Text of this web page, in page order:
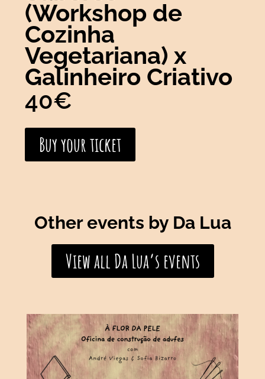
(Workshop de
Cozinha
Vegetariana) x
Galinheiro Criativo
40€
Buy your ticket
Other events by Da Lua
View all Da Lua’s events